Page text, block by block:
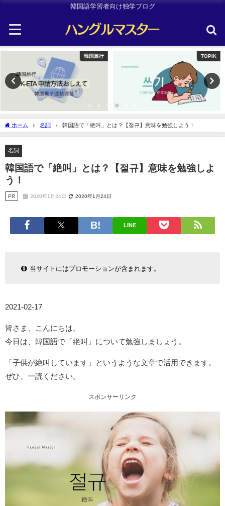
韓国語学習者向け独学ブログ
TOPIK 韓国旅行
ホーム 名詞 韓国語で「絶叫」とは？【절규】意味を勉強しよう！
名詞
韓国語で「絶叫」とは？【절규】意味を勉強しよ
う！
PR 2020年1月24日 2020年1月24日
LINE
当サイトにはプロモーションが含まれます。
2021-02-17
皆さま、こんにちは。
今日は、韓国語で「絶叫」について勉強しましょう。
「子供が絶叫しています」というような文章で活用できます。
ぜひ、一読ください。
スポンサーリンク